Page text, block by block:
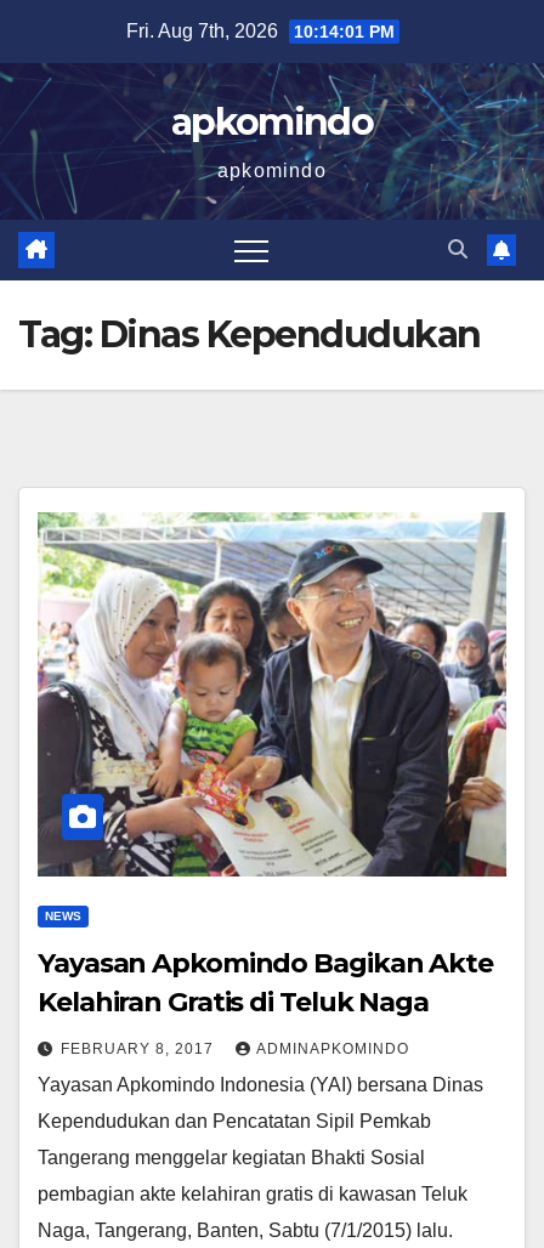
content
Fri. Aug 7th, 2026 10:14:02 PM
apkomindo
apkomindo
Tag: Dinas Kependudukan
NEWS
Yayasan Apkomindo Bagikan Akte
Kelahiran Gratis di Teluk Naga
FEBRUARY 8, 2017 ADMINAPKOMINDO
Yayasan Apkomindo Indonesia (YAI) bersana Dinas
Kependudukan dan Pencatatan Sipil Pemkab
Tangerang menggelar kegiatan Bhakti Sosial
pembagian akte kelahiran gratis di kawasan Teluk
Naga, Tangerang, Banten, Sabtu (7/1/2015) lalu.